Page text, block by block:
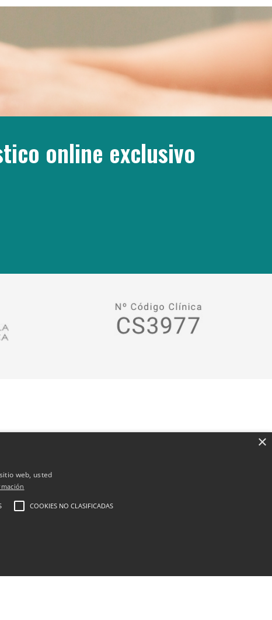
online exclusivo
×
web, usted
COOKIES NO CLASIFICADAS